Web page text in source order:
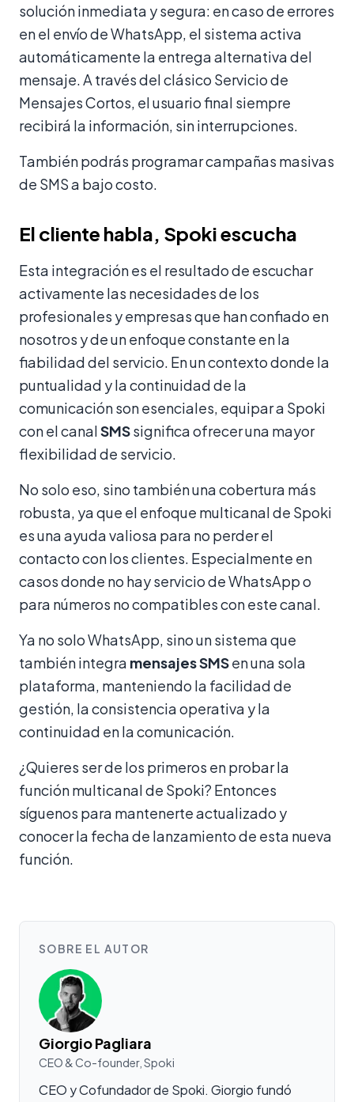
solución inmediata y segura: en caso de errores
en el envío de WhatsApp, el sistema activa
automáticamente la entrega alternativa del
mensaje. A través del clásico Servicio de
Mensajes Cortos, el usuario final siempre
recibirá la información, sin interrupciones.
También podrás programar campañas masivas
de SMS a bajo costo.
El cliente habla, Spoki escucha
Esta integración es el resultado de escuchar
activamente las necesidades de los
profesionales y empresas que han confiado en
nosotros y de un enfoque constante en la
fiabilidad del servicio. En un contexto donde la
puntualidad y la continuidad de la
comunicación son esenciales, equipar a Spoki
con el canalSMSsignifica ofrecer una mayor
flexibilidad de servicio.
No solo eso, sino también una cobertura más
robusta, ya que el enfoque multicanal de Spoki
es una ayuda valiosa para no perder el
contacto con los clientes. Especialmente en
casos donde no hay servicio de WhatsApp o
para números no compatibles con este canal.
Ya no solo WhatsApp, sino un sistema que
también integra mensajes SMSen una sola
plataforma, manteniendo la facilidad de
gestión, la consistencia operativa y la
continuidad en la comunicación.
¿Quieres ser de los primeros en probar la
función multicanal de Spoki? Entonces
síguenos para mantenerte actualizado y
conocer la fecha de lanzamiento de esta nueva
función.
SOBRE EL AUTOR
Giorgio Pagliara
CEO & Co-founder, Spoki
CEO y Cofundador de Spoki. Giorgio fundó